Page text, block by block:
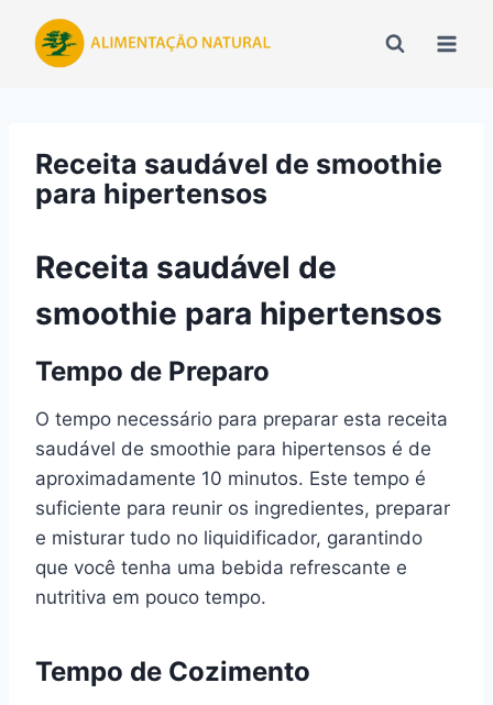
para
Receita saudável de smoothie
para hipertensos
Receita saudável de
smoothie para hipertensos
Tempo de Preparo
O tempo necessário para preparar esta receita
saudável de smoothie para hipertensos é de
aproximadamente 10 minutos. Este tempo é
suficiente para reunir os ingredientes, preparar
e misturar tudo no liquidificador, garantindo
que você tenha uma bebida refrescante e
nutritiva em pouco tempo.
Tempo de Cozimento